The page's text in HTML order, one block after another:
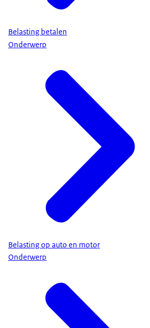
Belasting betalen
Onderwerp
Belasting op auto en motor
Onderwerp